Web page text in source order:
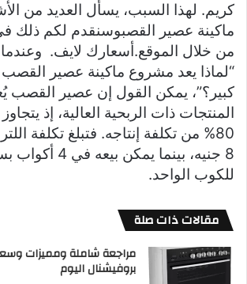
كريم. لهذا السبب، يسأل العديد من
ماكينة عصير القصبوسنقدم لكم ذلك
من خلال الموقع.أسعارك لايف.
“لماذا يعد مشروع ماكينة عصير
كبير؟”، يمكن القول إن عصير القصب
المنتجات ذات الربحية العالية، إذ
80% من تكلفة إنتاجه. فتبلغ تكلفة
للكوب الواحد.
مقالات ذات صلة
مراجعة شاملة ومميزات
بروفيشنال اليوم